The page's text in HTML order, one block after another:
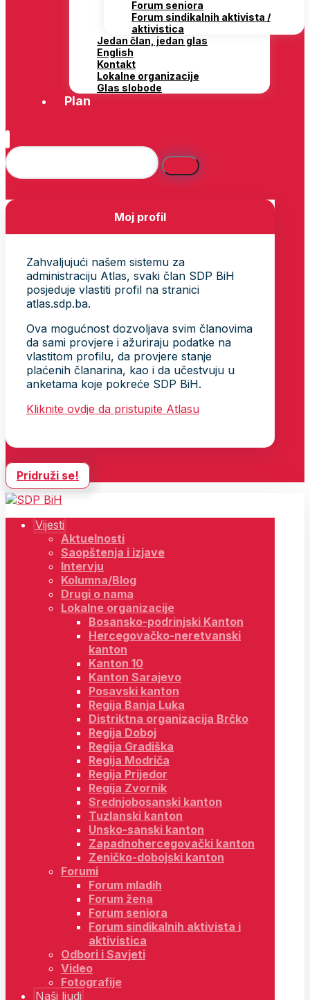
Forum seniora
Forum sindikalnih aktivista /
aktivistica
Jedan član, jedan glas
English
Kontakt
Lokalne organizacije
Glas slobode
Plan
Moj profil
Zahvaljujući našem sistemu za
administraciju Atlas, svaki član SDP BiH
posjeduje vlastiti profil na stranici
atlas.sdp.ba.
Ova mogućnost dozvoljava svim članovima
da sami provjere i ažuriraju podatke na
vlastitom profilu, da provjere stanje
plaćenih članarina, kao i da učestvuju u
anketama koje pokreće SDP BiH.
Kliknite ovdje da pristupite Atlasu
Pridruži se!
Vijesti
Aktuelnosti
Saopštenja i izjave
Intervju
Kolumna/Blog
Drugi o nama
Lokalne organizacije
Bosansko-podrinjski Kanton
Hercegovačko-neretvanski
kanton
Kanton 10
Kanton Sarajevo
Posavski kanton
Regija Banja Luka
Distriktna organizacija Brčko
Regija Doboj
Regija Gradiška
Regija Modriča
Regija Prijedor
Regija Zvornik
Srednjobosanski kanton
Tuzlanski kanton
Unsko-sanski kanton
Zapadnohercegovački kanton
Zeničko-dobojski kanton
Forumi
Forum mladih
Forum žena
Forum seniora
Forum sindikalnih aktivista i
aktivistica
Odbori i Savjeti
Video
Fotografije
Naši ljudi